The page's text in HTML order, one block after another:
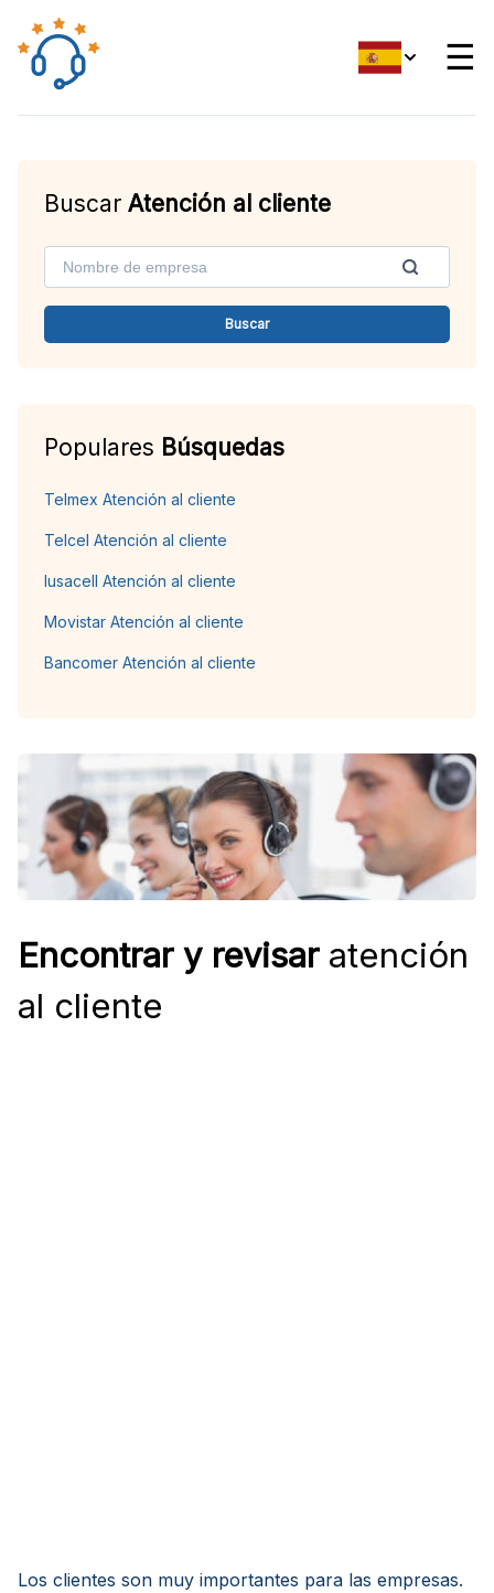
☰
Encontrar y revisaratención
al cliente
Los clientes son muy importantes para las empresas.
Buscar Atención al cliente
Buscar
Populares Búsquedas
Telmex Atención al cliente
Telcel Atención al cliente
Iusacell Atención al cliente
Movistar Atención al cliente
Bancomer Atención al cliente